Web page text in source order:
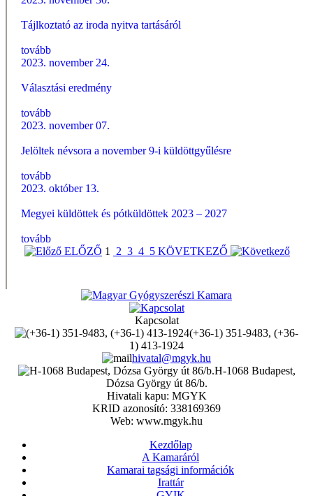
Tájlkoztató az iroda nyitva tartásáról
tovább
2023. november 24.
Választási eredmény
tovább
2023. november 07.
Jelöltek névsora a november 9-i küldöttgyűlésre
tovább
2023. október 13.
Megyei küldöttek és pótküldöttek 2023 – 2027
tovább
ELŐZŐ 1 2 3 4 5 KÖVETKEZŐ
Kapcsolat
(+36-1) 351-9483, (+36-
1) 413-1924
hivatal@mgyk.hu
H-1068 Budapest,
Dózsa György út 86/b.
Hivatali kapu: MGYK
KRID azonosító: 338169369
Web: www.mgyk.hu
Kezdőlap
A Kamaráról
Kamarai tagsági információk
Irattár